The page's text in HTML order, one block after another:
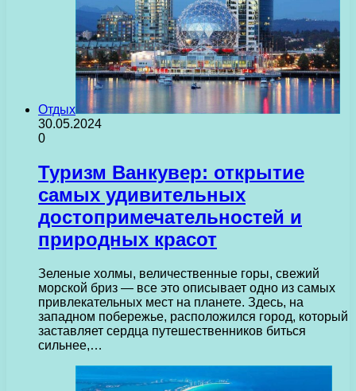
Отдых
30.05.2024
0
Туризм Ванкувер: открытие
самых удивительных
достопримечательностей и
природных красот
Зеленые холмы, величественные горы, свежий
морской бриз — все это описывает одно из самых
привлекательных мест на планете. Здесь, на
западном побережье, расположился город, который
заставляет сердца путешественников биться
сильнее,…